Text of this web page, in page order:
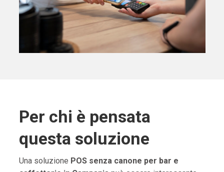
Per chi è pensata
questa soluzione
Una soluzione POS senza canone per bar e